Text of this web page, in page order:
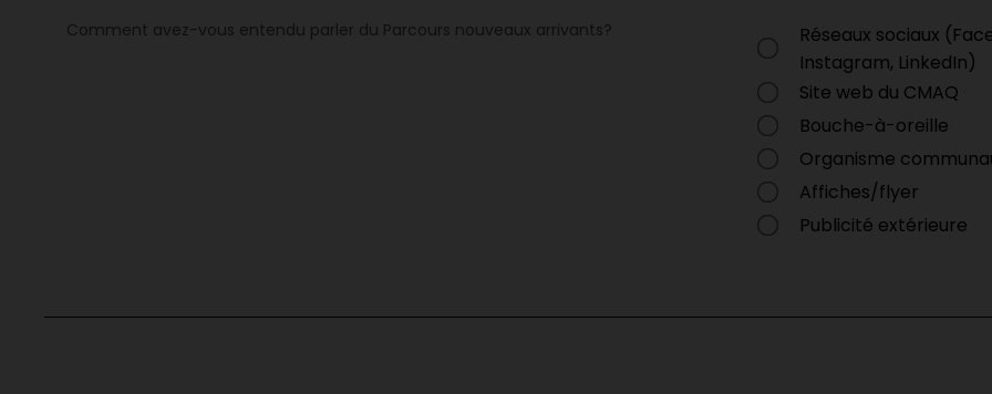
Comment avez-vous entendu parler du Parcours nouveaux arrivants?
Réseaux sociaux
Instagram, LinkedIn)
Site web du CMAQ
Bouche-à-oreille
Organisme
Affiches/flyer
Publicité extérieure